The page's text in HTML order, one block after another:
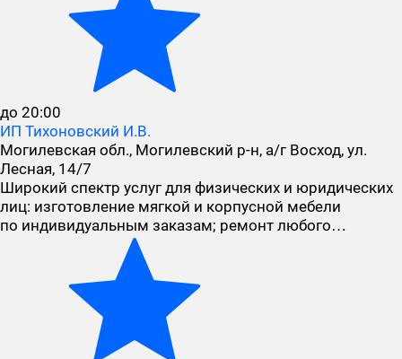
до 20:00
ИП Тихоновский И.В.
Могилевская обл., Могилевский р-н, а/г Восход, ул.
Лесная, 14/7
Широкий спектр услуг для физических и юридических
лиц: изготовление мягкой и корпусной мебели
по индивидуальным заказам; ремонт любого…